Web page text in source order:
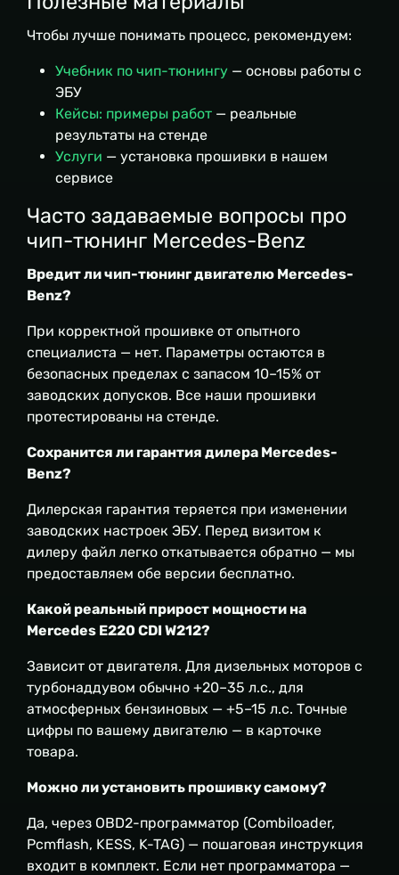
Чтобы лучше понимать процесс, рекомендуем:
Учебник по чип-тюнингу — основы работы с
ЭБУ
Кейсы: примеры работ — реальные
результаты на стенде
Услуги — установка прошивки в нашем
сервисе
Часто задаваемые вопросы про
чип-тюнинг Mercedes-Benz
Вредит ли чип-тюнинг двигателю Mercedes-
Benz?
При корректной прошивке от опытного
специалиста — нет. Параметры остаются в
безопасных пределах с запасом 10–15% от
заводских допусков. Все наши прошивки
протестированы на стенде.
Сохранится ли гарантия дилера Mercedes-
Benz?
Дилерская гарантия теряется при изменении
заводских настроек ЭБУ. Перед визитом к
дилеру файл легко откатывается обратно — мы
предоставляем обе версии бесплатно.
Какой реальный прирост мощности на
Mercedes E220 CDI W212?
Зависит от двигателя. Для дизельных моторов с
турбонаддувом обычно +20–35 л.с., для
атмосферных бензиновых — +5–15 л.с. Точные
цифры по вашему двигателю — в карточке
товара.
Можно ли установить прошивку самому?
Да, через OBD2-программатор (Combiloader,
Pcmflash, KESS, K-TAG) — пошаговая инструкция
входит в комплект. Если нет программатора —